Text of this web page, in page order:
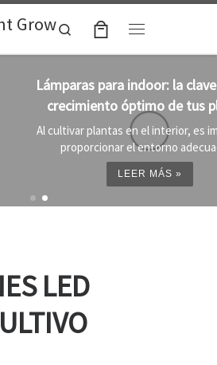
Grow
Search
indoor: la clave para un
óptimo de tus plantas
en el interior, es importante
el entorno adecuado ...
LED